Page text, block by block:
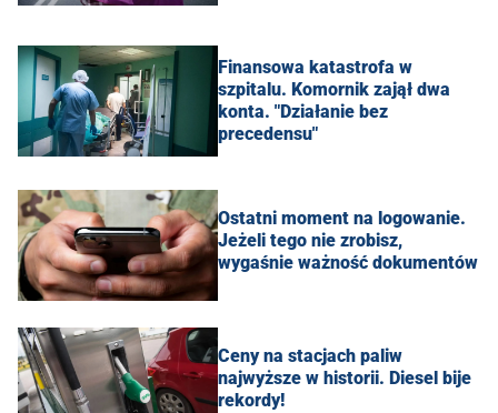
Finansowa katastrofa w
szpitalu. Komornik zajął dwa
konta. "Działanie bez
precedensu"
Ostatni moment na logowanie.
Jeżeli tego nie zrobisz,
wygaśnie ważność dokumentów
Ceny na stacjach paliw
najwyższe w historii. Diesel bije
rekordy!